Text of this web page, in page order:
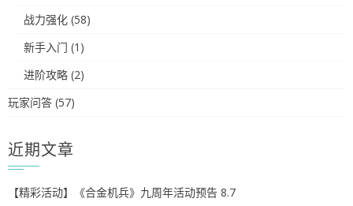
战力强化 (58)
新手入门 (1)
进阶攻略 (2)
玩家问答 (57)
近期文章
【精彩活动】《合金机兵》九周年活动预告 8.7